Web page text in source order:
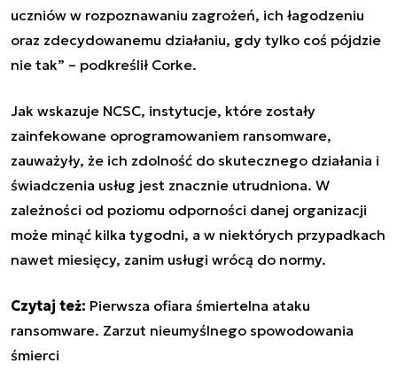
uczniów w rozpoznawaniu zagrożeń, ich łagodzeniu
oraz zdecydowanemu działaniu, gdy tylko coś pójdzie
nie tak” – podkreślił Corke.
Jak wskazuje NCSC, instytucje, które zostały
zainfekowane oprogramowaniem ransomware,
zauważyły, że ich zdolność do skutecznego działania i
świadczenia usług jest znacznie utrudniona. W
zależności od poziomu odporności danej organizacji
może minąć kilka tygodni, a w niektórych przypadkach
nawet miesięcy, zanim usługi wrócą do normy.
Czytaj też: Pierwsza ofiara śmiertelna ataku
ransomware. Zarzut nieumyślnego spowodowania
śmierci